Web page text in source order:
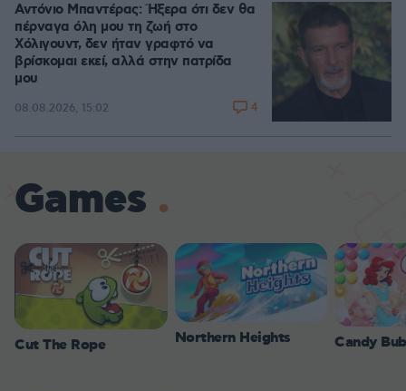
Αντόνιο Μπαντέρας: Ήξερα ότι δεν θα
πέρναγα όλη μου τη ζωή στο
Χόλιγουντ, δεν ήταν γραφτό να
βρίσκομαι εκεί, αλλά στην πατρίδα
μου
08.08.2026, 15:02 4
Games
Cut The Rope Northern Heights Candy